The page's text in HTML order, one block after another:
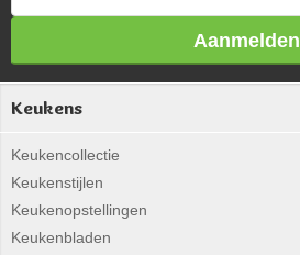
Aanmelden
Keukens
Keukencollectie
Keukenstijlen
Keukenopstellingen
Keukenbladen